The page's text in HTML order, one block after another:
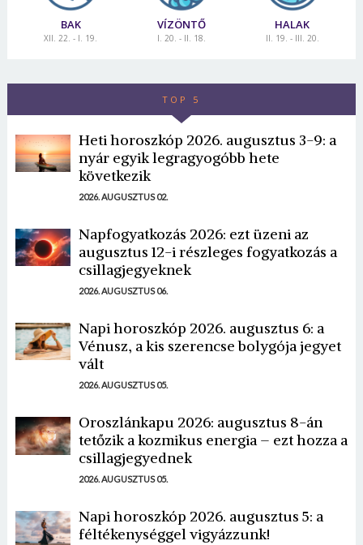
BAK
XII. 22. - I. 19.
VÍZÖNTŐ
I. 20. - II. 18.
HALAK
II. 19. - III. 20.
TOP 5
Heti horoszkóp 2026. augusztus 3-9: a
nyár egyik legragyogóbb hete
következik
2026. AUGUSZTUS 02.
Napfogyatkozás 2026: ezt üzeni az
augusztus 12-i részleges fogyatkozás a
csillagjegyeknek
2026. AUGUSZTUS 06.
Napi horoszkóp 2026. augusztus 6: a
Vénusz, a kis szerencse bolygója jegyet
vált
2026. AUGUSZTUS 05.
Oroszlánkapu 2026: augusztus 8-án
tetőzik a kozmikus energia – ezt hozza a
csillagjegyednek
2026. AUGUSZTUS 05.
Napi horoszkóp 2026. augusztus 5: a
féltékenységgel vigyázzunk!